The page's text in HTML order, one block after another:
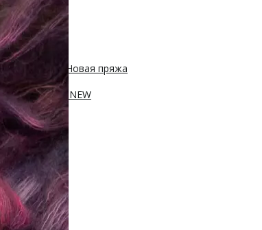
400м/100г
Новая пряжа
250м/100г
420м/100г NEW
20% нейлон
100г
Новинка!